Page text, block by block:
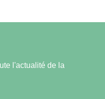
l'actualité de la